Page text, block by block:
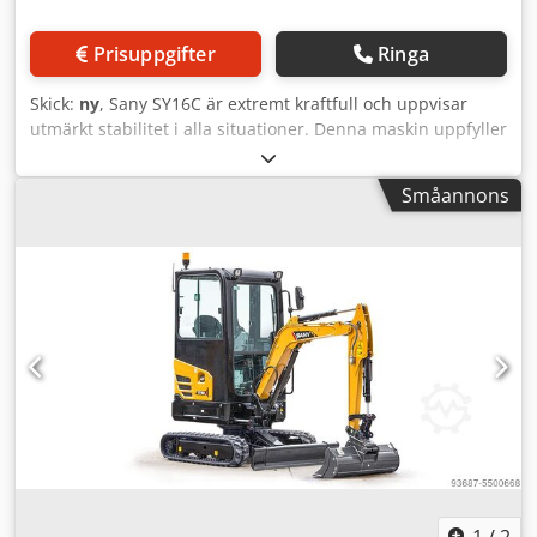
Prisuppgifter Ringa
Skick: ny, Sany SY16C är extremt kraftfull och uppvisar
utmärkt stabilitet i alla situationer. Denna maskin uppfyller
alla användarens förväntningar tack vare en robust
konstruktion och enkel manövrering. - Tyst och
vibrationssvag motor - Effektivt, kraftfullt lastkännande
instrument och stor färgskärm med hög upplösning -
Optimal sikt - Låg vikt och kompakta mått - Alla viktiga
servicepunkter är mycket lättåtkomliga - Sany fem års
garanti - ROPS/FOPS-certifierad för arbetssäkerhet
Småannons